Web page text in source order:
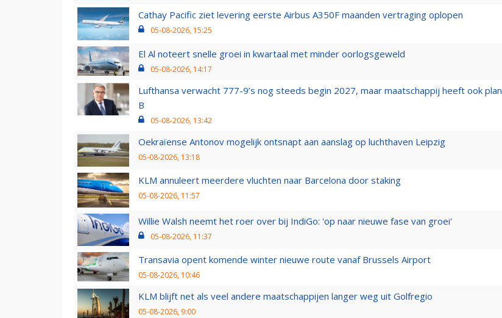
Cathay Pacific ziet levering eerste Airbus A350F maanden vertraging oplopen
05-08-2026, 15:25
El Al noteert snelle groei in kwartaal met minder oorlogsgeweld
05-08-2026, 14:17
Lufthansa verwacht 777-9’s nog steeds begin 2027, maar maatschappij heeft ook plan
B
05-08-2026, 13:42
Oekraïense Antonov mogelijk ontsnapt aan aanslag op luchthaven Leipzig
05-08-2026, 13:18
KLM annuleert meerdere vluchten naar Barcelona door staking
05-08-2026, 11:57
Willie Walsh neemt het roer over bij IndiGo: 'op naar nieuwe fase van groei'
05-08-2026, 11:37
Transavia opent komende winter nieuwe route vanaf Brussels Airport
05-08-2026, 10:46
KLM blijft net als veel andere maatschappijen langer weg uit Golfregio
05-08-2026, 9:00